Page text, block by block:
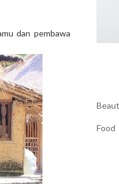
dan pembawa
Food